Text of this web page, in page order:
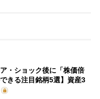
ア・ショック後に「株価倍
きる注目銘柄5選】資産3